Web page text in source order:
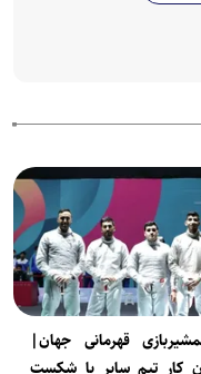
قهرمانی جهان|
کار تیم سابر با شکست